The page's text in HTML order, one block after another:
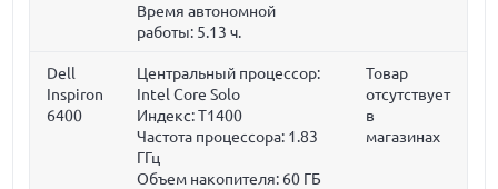
Время автономной
работы: 5.13 ч.
Dell
Inspiron
6400
Центральный процессор:
Intel Core Solo
Индекс: T1400
Частота процессора: 1.83
ГГц
Объем накопителя: 60 ГБ
Товар
отсутствует
в
магазинах